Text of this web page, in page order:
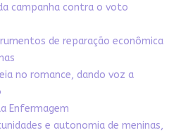
campanha contra o voto
de reparação econômica
no romance, dando voz a
Enfermagem
e autonomia de meninas,